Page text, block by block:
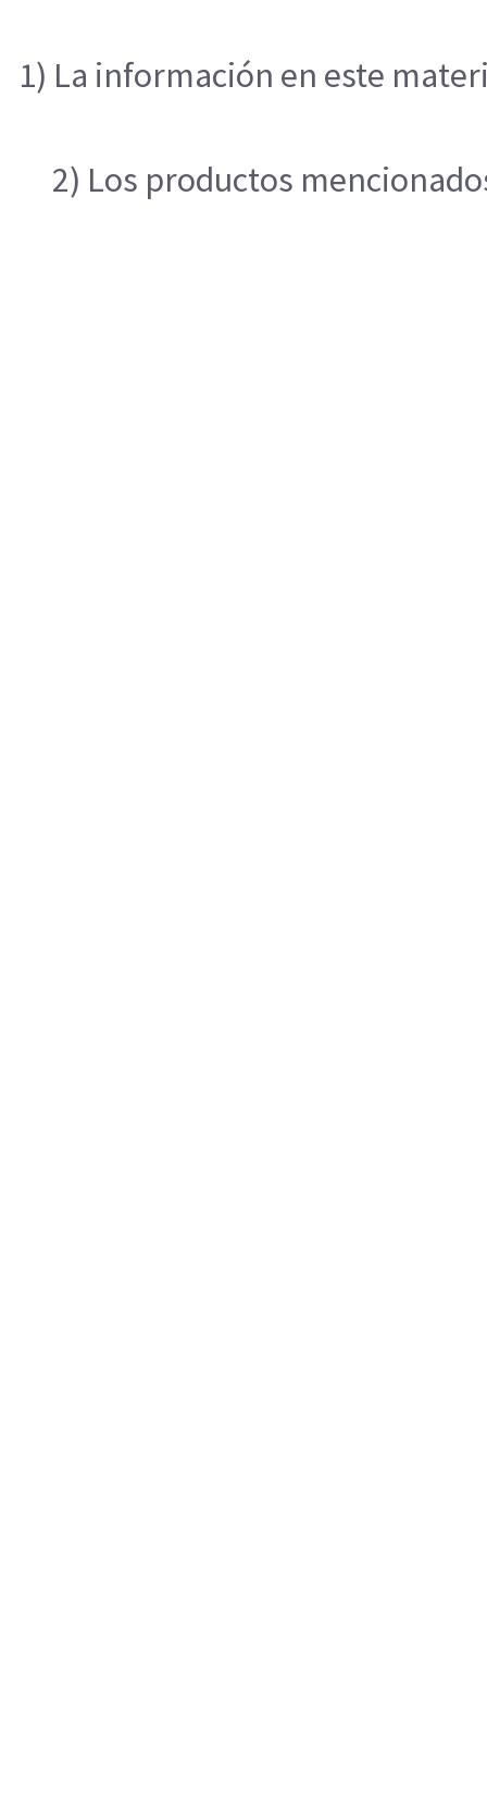
1) La información en este
2) Los productos